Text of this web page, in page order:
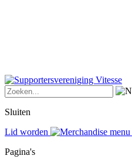
Sluiten
Lid worden
Pagina's